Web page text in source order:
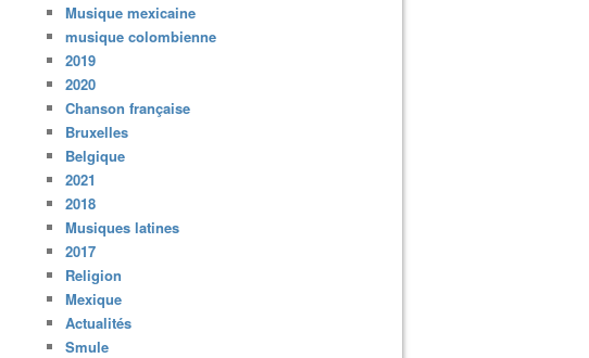
Musique mexicaine
musique colombienne
2019
2020
Chanson française
Bruxelles
Belgique
2021
2018
Musiques latines
2017
Religion
Mexique
Actualités
Smule